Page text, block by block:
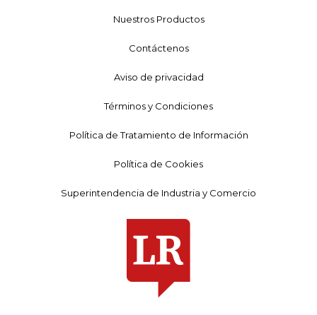
Nuestros Productos
Contáctenos
Aviso de privacidad
Términos y Condiciones
Política de Tratamiento de Información
Política de Cookies
Superintendencia de Industria y Comercio